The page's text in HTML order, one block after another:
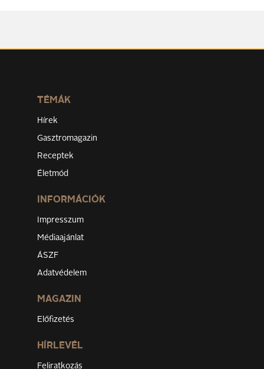
TÉMÁK
Hírek
Gasztromagazin
Receptek
Életmód
INFORMÁCIÓK
Impresszum
Médiaajánlat
ÁSZF
Adatvédelem
MAGAZIN
Előfizetés
HÍRLEVÉL
Feliratkozás